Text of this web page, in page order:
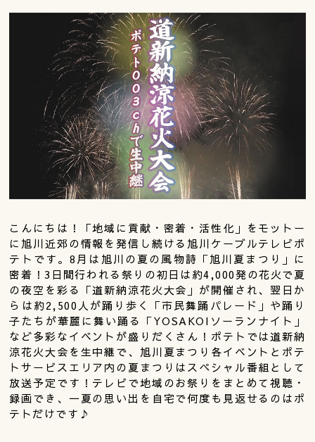
こんにちは！「地域に貢献・密着・活性化」をモットー
に旭川近郊の情報を発信し続ける旭川ケーブルテレビポ
テトです。8月は旭川の夏の風物詩「旭川夏まつり」に
密着！3日間行われる祭りの初日は約4,000発の花火で夏
の夜空を彩る「道新納涼花火大会」が開催され、翌日か
らは約2,500人が踊り歩く「市民舞踊パレード」や踊り
子たちが華麗に舞い踊る「YOSAKOIソーランナイト」
など多彩なイベントが盛りだくさん！ポテトでは道新納
涼花火大会を生中継で、旭川夏まつり各イベントとポテ
トサービスエリア内の夏まつりはスペシャル番組として
放送予定です！テレビで地域のお祭りをまとめて視聴・
録画でき、一夏の思い出を自宅で何度も見返せるのはポ
テトだけです♪